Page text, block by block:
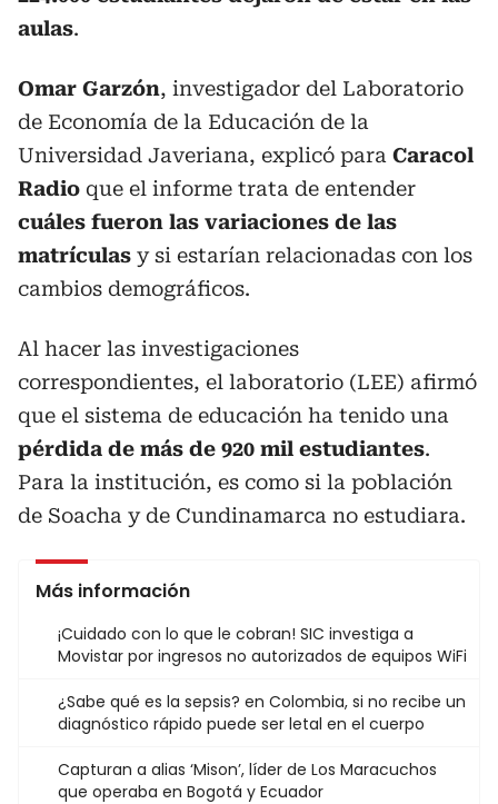
aulas.
Omar Garzón, investigador del Laboratorio
de Economía de la Educación de la
Universidad Javeriana, explicó para Caracol
Radio que el informe trata de entender
cuáles fueron las variaciones de las
matrículas y si estarían relacionadas con los
cambios demográficos.
Al hacer las investigaciones
correspondientes, el laboratorio (LEE) afirmó
que el sistema de educación ha tenido una
pérdida de más de 920 mil estudiantes.
Para la institución, es como si la población
de Soacha y de Cundinamarca no estudiara.
Más información
¡Cuidado con lo que le cobran! SIC investiga a
Movistar por ingresos no autorizados de equipos WiFi
¿Sabe qué es la sepsis? en Colombia, si no recibe un
diagnóstico rápido puede ser letal en el cuerpo
Capturan a alias ‘Mison’, líder de Los Maracuchos
que operaba en Bogotá y Ecuador